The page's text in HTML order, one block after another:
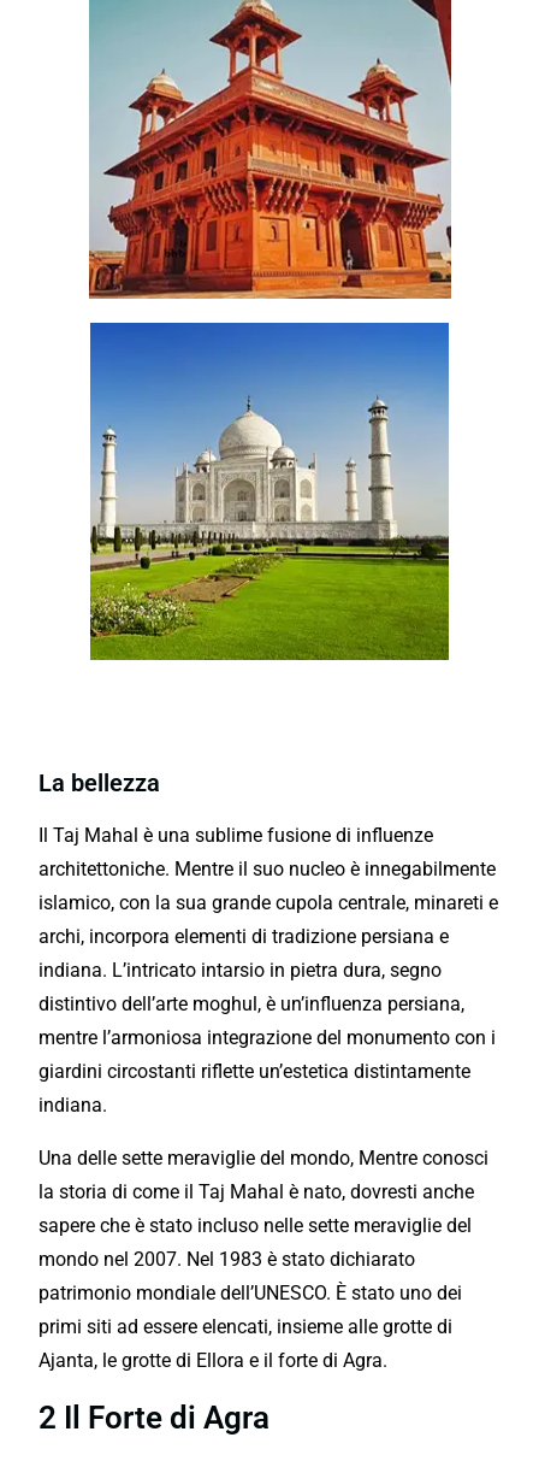
La bellezza
Il Taj Mahal è una sublime fusione di influenze
architettoniche. Mentre il suo nucleo è innegabilmente
islamico, con la suagrande cupola centrale, minareti e
archi, incorpora elementi di tradizione persiana e
indiana. L’intricato intarsio in pietra dura, segno
distintivo dell’arte moghul, è un’influenza persiana,
mentre l’armoniosa integrazione del monumento con i
giardini circostanti riflette un’estetica distintamente
indiana.
Una delle sette meraviglie del mondo, Mentre conosci
la storia di come il Taj Mahal è nato, dovresti anche
sapere che è stato incluso nelle sette meraviglie del
mondo nel 2007. Nel 1983 è stato dichiarato
patrimonio mondiale dell’UNESCO. È stato uno dei
primi siti ad essere elencati, insieme alle grotte di
Ajanta, le grotte di Ellora e il forte di Agra.
2 Il Forte di Agra